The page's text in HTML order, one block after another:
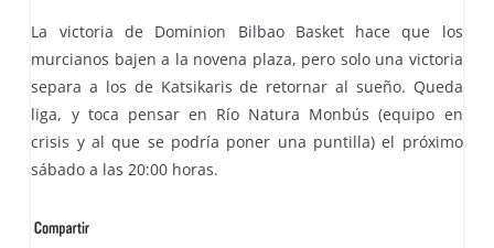
La victoria de Dominion Bilbao Basket hace que los
murcianos bajen a la novena plaza, pero solo una victoria
separa a los de Katsikaris de retornar al sueño. Queda
liga, y toca pensar en Río Natura Monbús (equipo en
crisis y al que se podría poner una puntilla) el próximo
sábado a las 20:00 horas.